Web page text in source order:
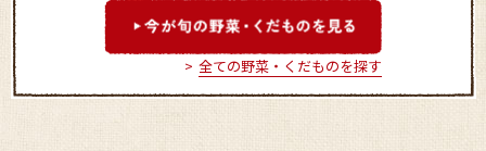
全ての野菜・くだものを探す